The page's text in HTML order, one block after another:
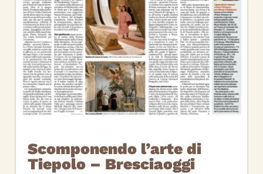
Scomponendo l’arte di
Tiepolo – Bresciaoggi